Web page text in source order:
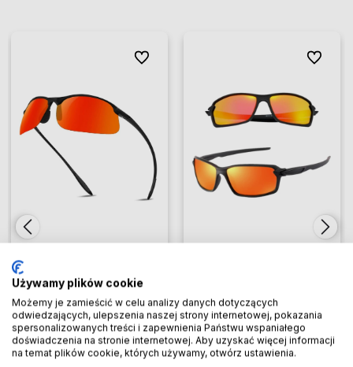
Okulary sportowe lustrzanki
czerwone polaryzacyjne
uniwersalne do jazdy
16,53 zł
Do ulubionych
Do ulubionych
sportowe lustrzanki outdoor
do jazdy
16,83 zł
Do
Do
Używamy plików cookie
Możemy je zamieścić w celu analizy danych dotyczących
odwiedzających, ulepszenia naszej strony internetowej, pokazania
spersonalizowanych treści i zapewnienia Państwu wspaniałego
doświadczenia na stronie internetowej. Aby uzyskać więcej informacji
na temat plików cookie, których używamy, otwórz ustawienia.